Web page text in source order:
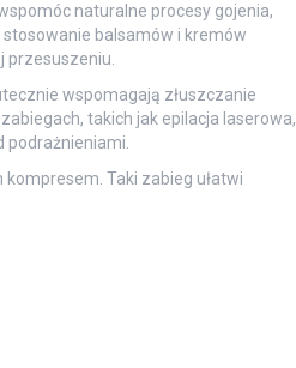
naturalne procesy gojenia,
balsamów i kremów
przesuszeniu.
wspomagają złuszczanie
takich jak epilacja laserowa,
Taki zabieg ułatwi